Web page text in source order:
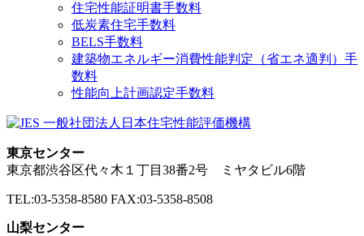
住宅性能証明書手数料
低炭素住宅手数料
BELS手数料
建築物エネルギー消費性能判定（省エネ適判）手
数料
性能向上計画認定手数料
東京センター
東京都渋谷区代々木１丁目38番2号 ミヤタビル6階
TEL:03-5358-8580 FAX:03-5358-8508
山梨センター